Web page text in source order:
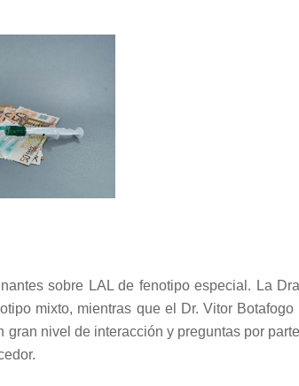
sobre LAL de fenotipo especial. La
mixto, mientras que el Dr. Vitor Botafogo
nivel de interacción y preguntas por